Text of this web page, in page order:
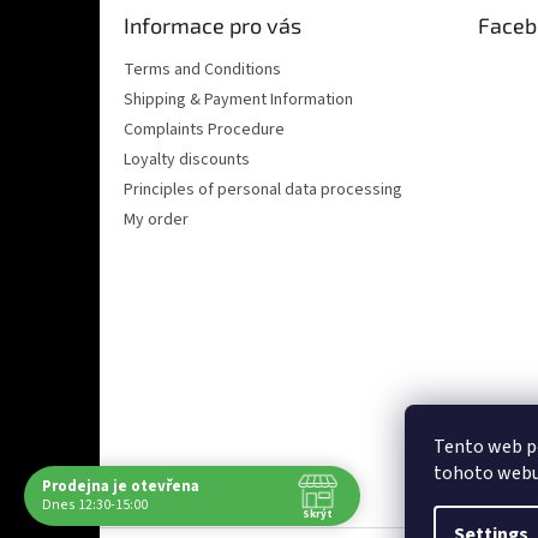
Tento web
tohoto
Informace pro vás
Terms and Conditions
Shipping & Payment Information
Complaints Procedure
Loyalty discounts
Principles of personal data processing
My order
Ověřeno
Prodejna je otevřena
Dnes 12:30-15:00 Skrýt
Navštivte nás osobně
Čas Pauza